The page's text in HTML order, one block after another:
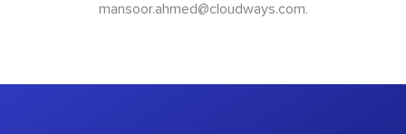
mansoor.ahmed@cloudways.com.